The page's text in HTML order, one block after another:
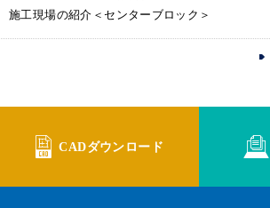
施工現場の紹介＜センターブロック＞
CADダウンロード